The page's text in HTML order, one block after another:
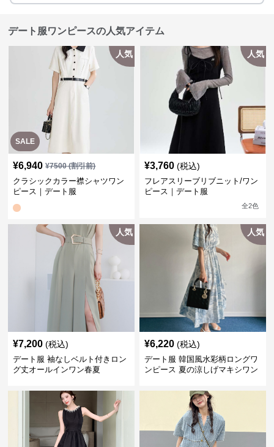
デート服ワンピースの人気アイテム
SALE
人気
¥6,940 ¥7500(割引前)
クラシックカラー襟シャツワン
ピース｜デート服
人気
¥3,760 (税込)
フレアスリーブリブニット/ワン
ピース｜デート服
全2色
人気
¥7,200 (税込)
デート服 袖なしベルト付きロン
グ丈オールインワン春夏
人気
¥6,220 (税込)
デート服 韓国風水彩柄ロングワ
ンピース 夏の涼しげマキシワン